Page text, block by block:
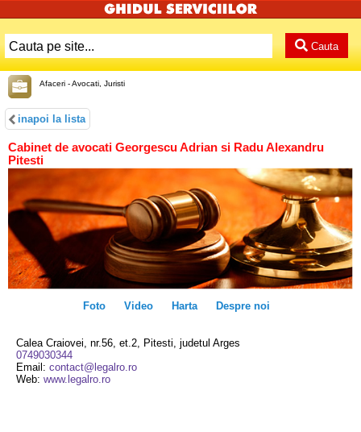
Cauta
Afaceri - Avocati, Juristi
inapoi la lista
Cabinet de avocati Georgescu Adrian si Radu Alexandru
Pitesti
Foto Video Harta Despre noi
Calea Craiovei, nr.56, et.2, Pitesti, judetul Arges
0749030344
Email: contact@legalro.ro
Web: www.legalro.ro